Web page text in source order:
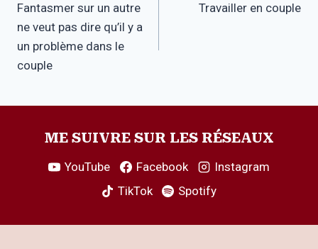
de
l’article
Fantasmer sur un autre
ne veut pas dire qu’il y a
un problème dans le
couple
Travailler en couple
ME SUIVRE SUR LES RÉSEAUX
YouTube Facebook
Instagram
TikTok
Spotify